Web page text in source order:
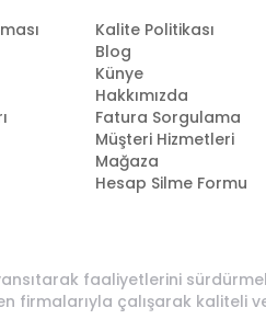
Kalite Politikası
Blog
Künye
Hakkımızda
Fatura Sorgulama
Müşteri Hizmetleri
Mağaza
Hesap Silme Formu
faaliyetlerini
firmalarıyla çalışarak kaliteli